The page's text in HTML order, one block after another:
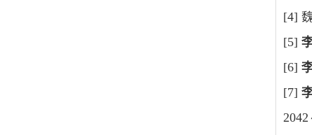
[4]
[5]
[6]
[7]
2042